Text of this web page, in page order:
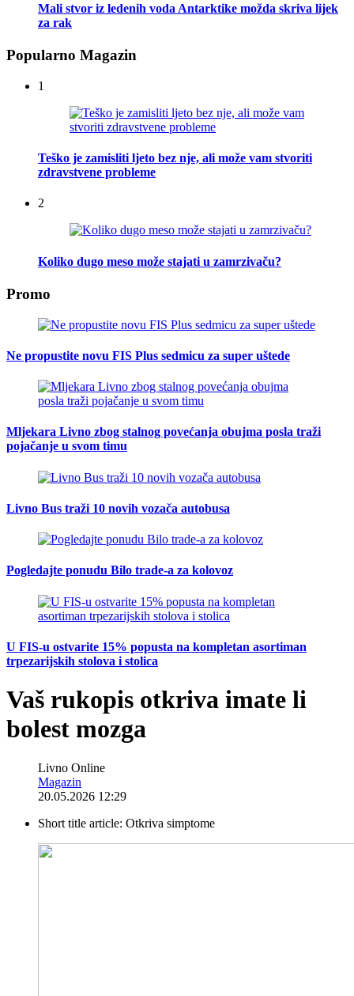
Mali stvor iz ledenih voda Antarktike možda skriva lijek
za rak
Popularno Magazin
1
Teško je zamisliti ljeto bez nje, ali može vam stvoriti
zdravstvene probleme
2
Koliko dugo meso može stajati u zamrzivaču?
Promo
Ne propustite novu FIS Plus sedmicu za super uštede
Mljekara Livno zbog stalnog povećanja obujma posla traži
pojačanje u svom timu
Livno Bus traži 10 novih vozača autobusa
Pogledajte ponudu Bilo trade-a za kolovoz
U FIS-u ostvarite 15% popusta na kompletan asortiman
trpezarijskih stolova i stolica
Vaš rukopis otkriva imate li
bolest mozga
Livno Online
Magazin
20.05.2026 12:29
Short title article: Otkriva simptome